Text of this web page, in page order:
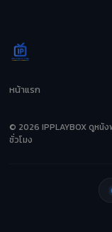
หน้าแรก
© 2026 IPPLAYBOX ดูหนั
ชั่วโมง